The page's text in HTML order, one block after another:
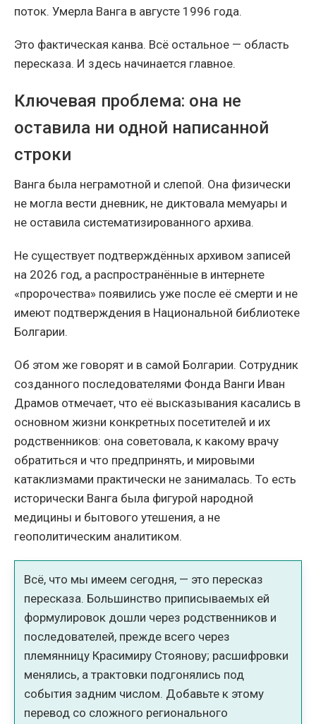
поток. Умерла Ванга в августе 1996 года.
Это фактическая канва. Всё остальное — область
пересказа. И здесь начинается главное.
Ключевая проблема: она не
оставила ни одной написанной
строки
Ванга была неграмотной и слепой. Она физически
не могла вести дневник, не диктовала мемуары и
не оставила систематизированного архива.
Не существует подтверждённых архивом записей
на 2026 год, а распространённые в интернете
«пророчества» появились уже после её смерти и не
имеют подтверждения в Национальной библиотеке
Болгарии.
Об этом же говорят и в самой Болгарии. Сотрудник
созданного последователями Фонда Ванги Иван
Драмов отмечает, что её высказывания касались в
основном жизни конкретных посетителей и их
родственников: она советовала, к какому врачу
обратиться и что предпринять, и мировыми
катаклизмами практически не занималась. То есть
исторически Ванга была фигурой народной
медицины и бытового утешения, а не
геополитическим аналитиком.
Всё, что мы имеем сегодня, — это пересказ
пересказа. Большинство приписываемых ей
формулировок дошли через родственников и
последователей, прежде всего через
племянницу Красимиру Стоянову; расшифровки
менялись, а трактовки подгонялись под
события задним числом. Добавьте к этому
перевод со сложного регионального